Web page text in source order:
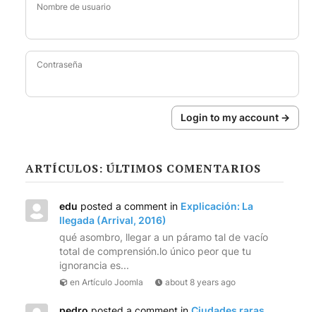
Nombre de usuario
Contraseña
Login to my account →
ARTÍCULOS: ÚLTIMOS COMENTARIOS
edu posted a comment in Explicación: La
llegada (Arrival, 2016)
qué asombro, llegar a un páramo tal de vacío
total de comprensión.lo único peor que tu
ignorancia es...
en Artículo Joomla about 8 years ago